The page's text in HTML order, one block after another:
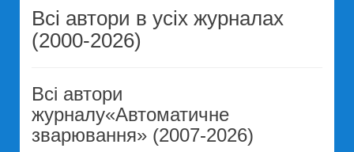
Всі автори в усіх журналах
(2000-2026)
Всі автори
журналу«Автоматичне
зварювання» (2007-2026)